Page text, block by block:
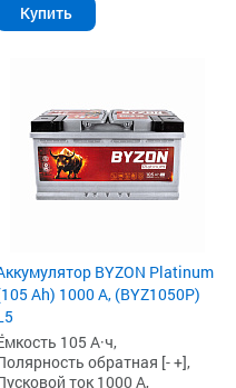
Купить
BYZON Platinum
Ah) 1000 А, (BYZ1050P)
105 А·ч,
обратная [- +],
ток 1000 А,